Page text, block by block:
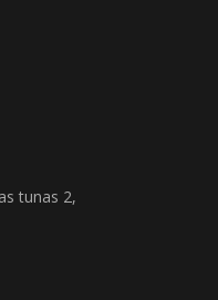
tunas 2,